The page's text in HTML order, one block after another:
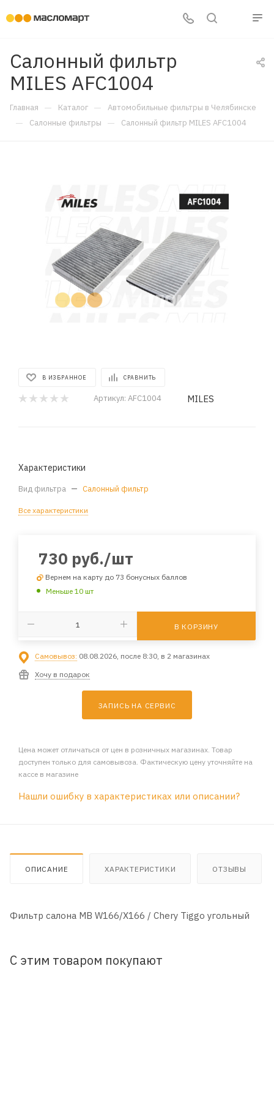
Салонный фильтр
MILES AFC1004
Главная — Каталог — Автомобильные фильтры в Челябинске
— Салонные фильтры — Салонный фильтр MILES AFC1004
В ИЗБРАННОЕ СРАВНИТЬ
Артикул: AFC1004 MILES
Характеристики
Вид фильтра — Салонный фильтр
Все характеристики
730 руб./шт
Вернем на карту до 73 бонусных баллов
Меньше 10 шт
В КОРЗИНУ
Самовывоз: 08.08.2026, после 8:30, в 2 магазинах
Хочу в подарок
ЗАПИСЬ НА СЕРВИС
Цена может отличаться от цен в розничных магазинах. Товар
доступен только для самовывоза. Фактическую цену уточняйте на
кассе в магазине
Нашли ошибку в характеристиках или описании?
ОПИСАНИЕ ХАРАКТЕРИСТИКИ ОТЗЫВЫ
Фильтр салона MB W166/X166 / Chery Tiggo угольный
С этим товаром покупают